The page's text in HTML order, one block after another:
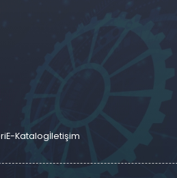
E-Katalogİletişim